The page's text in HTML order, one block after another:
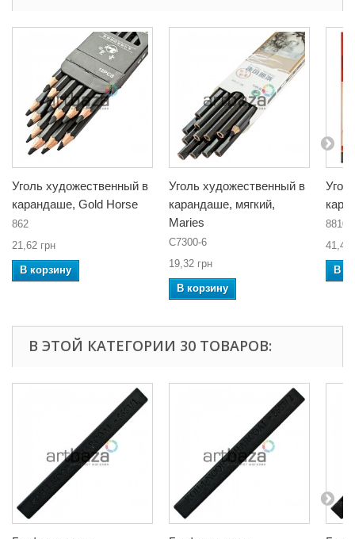
Уголь художественный в
карандаше, Gold Horse
862
21,62 грн
В корзину
Уголь художественный в
карандаше, мягкий,
Maries
C7300-6
19,32 грн
В корзину
8810/
41,40
В
В ЭТОЙ КАТЕГОРИИ 30 ТОВАРОВ: